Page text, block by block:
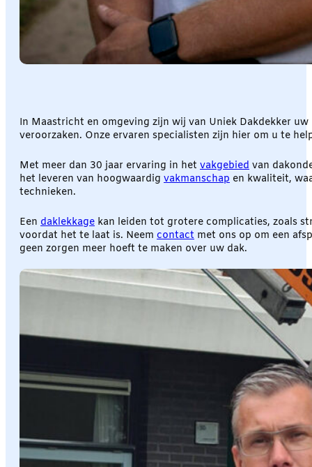
In Maastricht en omgeving zijn wij van Uniek Dakdekker
veroorzaken. Onze ervaren specialisten zijn hier om u te
Met meer dan 30 jaar ervaring in het vakgebied van
het leveren van hoogwaardig vakmanschap en kwaliteit,
technieken.
Een daklekkage kan leiden tot grotere complicaties, zoals
voordat het te laat is. Neem contact met ons op om een
geen zorgen meer hoeft te maken over uw dak.